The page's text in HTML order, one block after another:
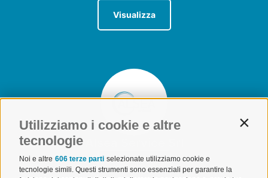
Utilizziamo i cookie e altre
tecnologie
Noi e altre 606 terze parti selezionate utilizziamo cookie e
tecnologie simili. Questi strumenti sono essenziali per garantire la
Visualizza
Visualizza